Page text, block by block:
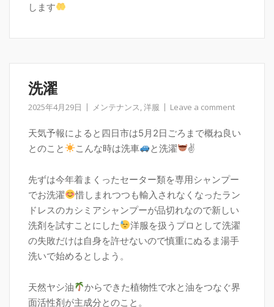
します
洗濯
2025年4月29日 メンテナンス,洋服 Leave a comment
天気予報によると四日市は5月2日ごろまで概ね良い
とのこと
こんな時は洗車 と洗濯 ✌
先ずは今年着まくったセーター類を専用シャンプー
でお洗濯
惜しまれつつも輸入されなくなったラン
ドレスのカシミアシャンプーが品切れなので新しい
洗剤を試すことにした
洋服を扱うプロとして洗濯
の失敗だけは自身を許せないので慎重にぬるま湯手
洗いで始めるとしよう。
天然ヤシ油
からできた植物性で水と油をつなぐ界
面活性剤が主成分とのこと。